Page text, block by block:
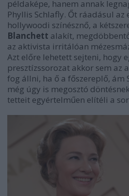
példaképe, hanem annak
Phyllis Schlafly. Őt ráadásul az
hollywoodi színésznő, a
Blanchett alakít,
az aktivista irritálóan
Azt előre lehetett sejteni, hogy
presztízssorozat akkor sem
fog állni, ha ő a főszereplő, ám
még úgy is megosztó
tetteit egyértelműen elítéli a